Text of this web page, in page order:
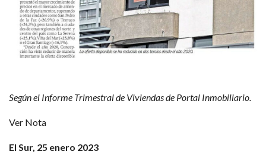
Según el Informe Trimestral de Viviendas de Portal Inmobiliario.
Ver Nota
El Sur, 25 enero 2023